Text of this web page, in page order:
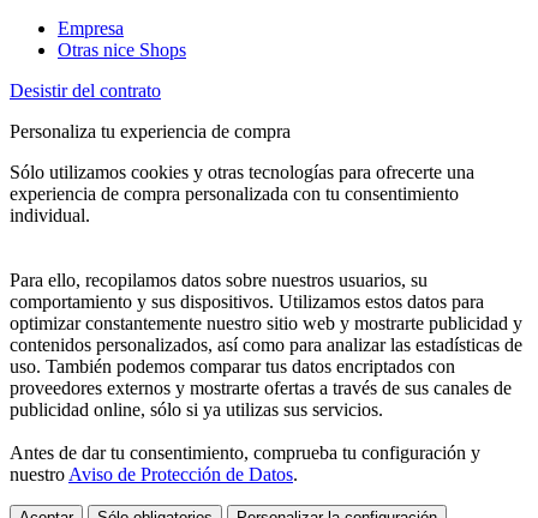
Empresa
Otras nice Shops
Desistir del contrato
Personaliza tu experiencia de compra
Sólo utilizamos cookies y otras tecnologías para ofrecerte una
experiencia de compra personalizada con tu consentimiento
individual.
Para ello, recopilamos datos sobre nuestros usuarios, su
comportamiento y sus dispositivos. Utilizamos estos datos para
optimizar constantemente nuestro sitio web y mostrarte publicidad y
contenidos personalizados, así como para analizar las estadísticas de
uso. También podemos comparar tus datos encriptados con
proveedores externos y mostrarte ofertas a través de sus canales de
publicidad online, sólo si ya utilizas sus servicios.
Antes de dar tu consentimiento, comprueba tu configuración y
nuestroAviso de Protección de Datos.